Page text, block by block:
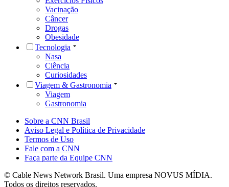
Vacinação
Câncer
Drogas
Obesidade
Tecnologia
Nasa
Ciência
Curiosidades
Viagem & Gastronomia
Viagem
Gastronomia
Sobre a CNN Brasil
Aviso Legal e Política de Privacidade
Termos de Uso
Fale com a CNN
Faça parte da Equipe CNN
© Cable News Network Brasil. Uma empresa NOVUS MÍDIA.
Todos os direitos reservados.